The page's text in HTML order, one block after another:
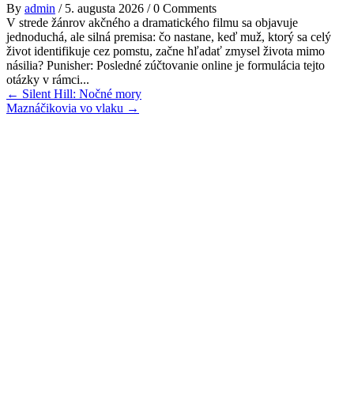
By admin / 5. augusta 2026 /0 Comments
V strede žánrov akčného a dramatického filmu sa objavuje
jednoduchá, ale silná premisa: čo nastane, keď muž, ktorý sa celý
život identifikuje cez pomstu, začne hľadať zmysel života mimo
násilia? Punisher: Posledné zúčtovanie online je formulácia tejto
otázky v rámci...
Post
navigation
← Silent Hill: Nočné mory
Maznáčikovia vo vlaku →